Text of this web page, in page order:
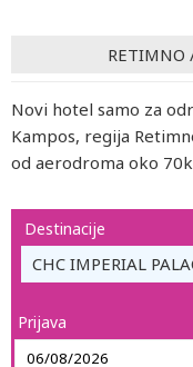
RETIMNO
Novi hotel samo za
Kampos, regija
od aerodroma oko
Destinacije
CHC IMPERIAL
Prijava